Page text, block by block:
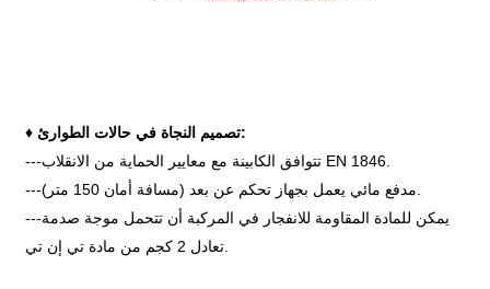
♦
تصميم النجاة في حالات الطوارئ:
---تتوافق الكابينة مع معايير الحماية من الانقلاب EN 1846.
---مدفع مائي يعمل بجهاز تحكم عن بعد (مسافة أمان 150 متر).
---يمكن للمادة المقاومة للانفجار في المركبة أن تتحمل موجة صدمة
تعادل 2 كجم من مادة تي إن تي.